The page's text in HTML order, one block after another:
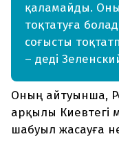
қаламайды.
тоқтатуға
соғысты
– деді
Оның айтуынша,
арқылы Киевтегі
шабуыл жасауға